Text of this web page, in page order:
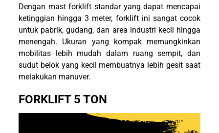
Dengan mast forklift standar yang dapat mencapai
ketinggian hingga 3 meter, forklift ini sangat cocok
untuk pabrik, gudang, dan area industri kecil hingga
menengah. Ukuran yang kompak memungkinkan
mobilitas lebih mudah dalam ruang sempit, dan
sudut belok yang kecil membuatnya lebih gesit saat
melakukan manuver.
FORKLIFT 5 TON